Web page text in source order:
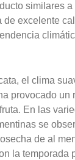
similares
de excelente
el clima
provocado un
En las
se
de al
la temporada